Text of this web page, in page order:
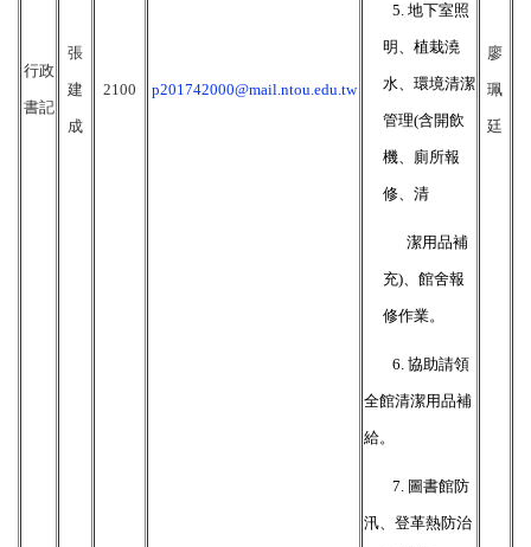
行政
書記
張
建
成
2100 p201742000@mail.ntou.edu.tw
5. 地下室照
明、植栽澆
水、環境清潔
管理(含開飲
機、廁所報
修、清
潔用品補
充)、館舍報
修作業。
6. 協助請領
全館清潔用品補
給。
7. 圖書館防
汛、登革熱防治
廖
珮
廷